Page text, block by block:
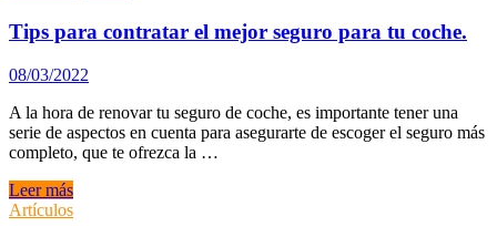
MG
con
seguro
a
todo
riego
gratuito
Tips para contratar el mejor seguro para tu coche.
08/03/2022
A la hora de renovar tu seguro de coche, es importante tener una
serie de aspectos en cuenta para asegurarte de escoger el seguro más
completo, que te ofrezca la …
Tips
para
Leer más
Artículos